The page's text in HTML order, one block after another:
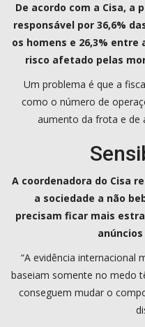
De acordo com a Cisa, a
responsável por 36,6%
os homens e 26,3%
risco afetado pelas
Um problema é que a
como o número de
aumento da frota e de
A coordenadora do Cisa
a sociedade a não
precisam ficar mais
anúncios
“A evidência internacional
baseiam somente no medo
conseguem mudar o